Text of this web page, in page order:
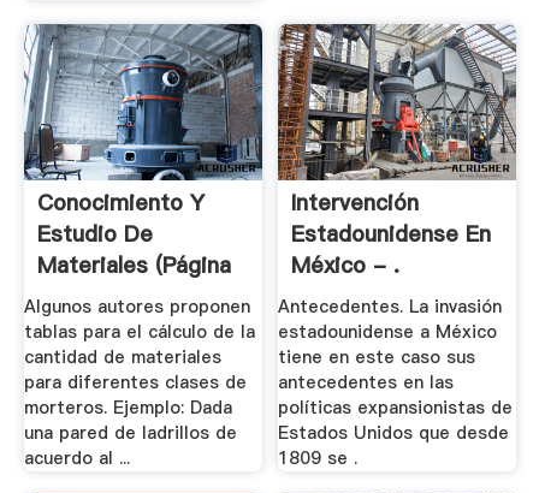
Conocimiento Y
Estudio De
Materiales (página
3 ...
Algunos autores proponen
tablas para el cálculo de la
cantidad de materiales
para diferentes clases de
morteros. Ejemplo: Dada
una pared de ladrillos de
acuerdo al ...
Intervención
Estadounidense En
México - .
Antecedentes. La invasión
estadounidense a México
tiene en este caso sus
antecedentes en las
políticas expansionistas de
Estados Unidos que desde
1809 se .